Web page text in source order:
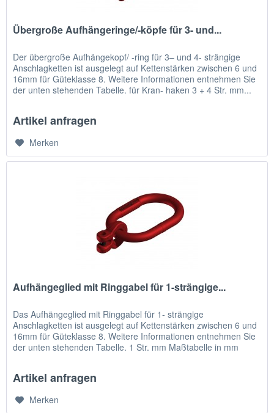
Übergroße Aufhängeringe/-köpfe für 3- und...
Der übergroße Aufhängekopf/ -ring für 3– und 4- strängige
Anschlagketten ist ausgelegt auf Kettenstärken zwischen 6 und
16mm für Güteklasse 8. Weitere Informationen entnehmen Sie
der unten stehenden Tabelle. für Kran- haken 3 + 4 Str. mm...
Artikel anfragen
Merken
Aufhängeglied mit Ringgabel für 1-strängige...
Das Aufhängeglied mit Ringgabel für 1- strängige
Anschlagketten ist ausgelegt auf Kettenstärken zwischen 6 und
16mm für Güteklasse 8. Weitere Informationen entnehmen Sie
der unten stehenden Tabelle. 1 Str. mm Maßtabelle in mm
Artikel anfragen
Merken